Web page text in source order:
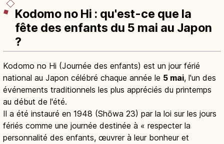
Kodomo no Hi : qu'est-ce que la
fête des enfants du 5 mai au Japon
?
Kodomo no Hi (Journée des enfants) est un jour férié
national au Japon célébré chaque année le 5 mai, l'un des
événements traditionnels les plus appréciés du printemps
au début de l'été.
Il a été instauré en 1948 (Shōwa 23) par la loi sur les jours
fériés comme une journée destinée à « respecter la
personnalité des enfants, œuvrer à leur bonheur et